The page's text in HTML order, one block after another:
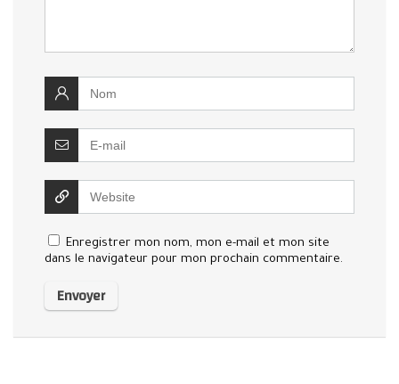
Enregistrer mon nom, mon e-mail et mon site
dans le navigateur pour mon prochain commentaire.